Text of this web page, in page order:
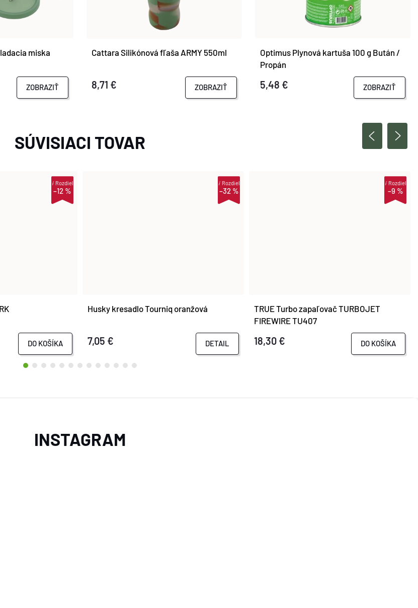
miska
ZOBRAZIŤ
Cattara Silikónová fľaša ARMY 550ml
8,71 € ZOBRAZIŤ
Optimus Plynová kartuša 100 g Bután /
Propán
5,48 € ZOBRAZIŤ
SÚVISIACI TOVAR
–12 %
iRozdiel
DO KOŠÍKA
–32 %
iRozdiel
Husky kresadlo Tourniq oranžová
7,05 € DETAIL
–9 %
iRozdiel
TRUE Turbo zapaľovač TURBOJET
FIREWIRE TU407
18,30 € DO KOŠÍKA
INSTAGRAM